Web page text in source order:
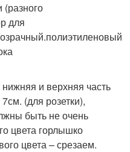
для
и верхняя часть
(для розетки),
быть не очень
цвета горлышко
цвета – срезаем.